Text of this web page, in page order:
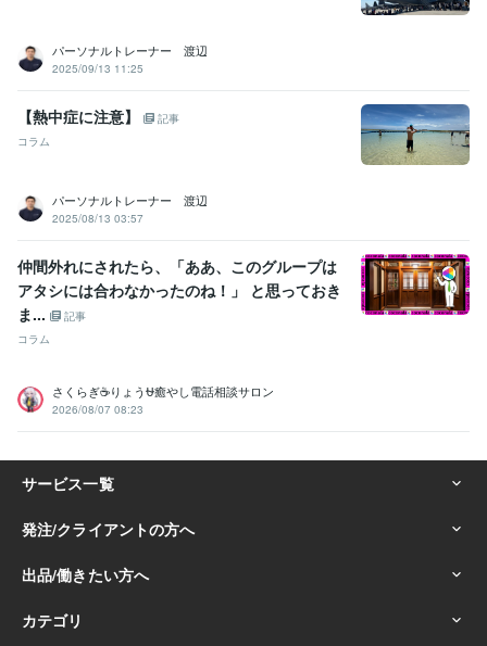
パーソナルトレーナー 渡辺
2025/09/13 11:25
【熱中症に注意】
記事
コラム
パーソナルトレーナー 渡辺
2025/08/13 03:57
仲間外れにされたら、「ああ、このグループは
アタシには合わなかったのね！」 と思っておき
ま...
記事
コラム
さくらぎ☕りょう⛎癒やし電話相談サロン
2026/08/07 08:23